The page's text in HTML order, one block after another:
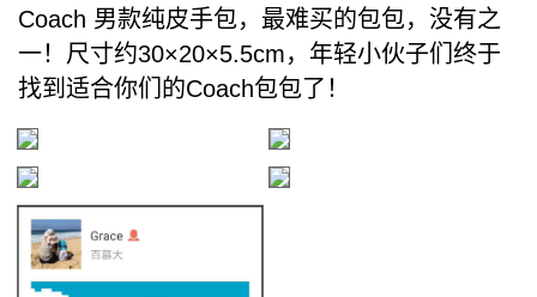
Coach 男款纯皮手包，最难买的包包，没有之
一！尺寸约30×20×5.5cm，年轻小伙子们终于
找到适合你们的Coach包包了！️️